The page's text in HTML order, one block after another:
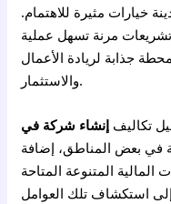
خيارات مثيرة للاهتمام.
مرنة تسهل عملية
جذابة لريادة الأعمال
والاستثمار.
تكاليف إنشاء شركة في
في بعض المناطق، إضافة
المالية المتنوعة المتاحة
استكشاف تلك العوامل